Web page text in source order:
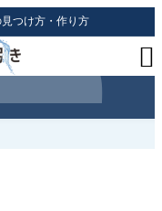
つけ方・作り方
